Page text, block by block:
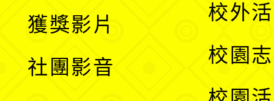
獲獎影片
社團影音
校外
校園